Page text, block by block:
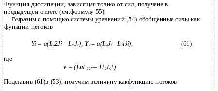
Функция диссипации, зависящая только от сил, получена в
предыдущем ответе (см.формулу 55).
Выразим с помощью системы уравнений (54) обобщённые силы как
функции потоков
Yi = a(L22Ji - Ll2J2), Y2 = a(LnJ2 -L2iJi), (61)
где
e = (LuL22— L\2L2\)
Подставив (61)в (53), получим величину какфункцию потоков